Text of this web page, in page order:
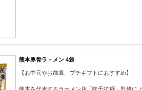
熊本豚骨ラ－メン 4袋
【お中元やお歳暮、プチギフトにおすすめ】